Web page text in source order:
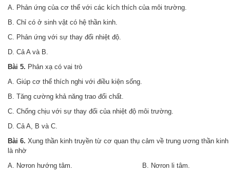
A. Phản ứng của cơ thể với các kích thích của môi trường.
B. Chỉ có ở sinh vật có hệ thần kinh.
C. Phản ứng với sự thay đổi nhiệt độ.
D. Cả A và B.
Bài 5. Phản xạ có vai trò
A. Giúp cơ thể thích nghi với điều kiện sống.
B. Tăng cường khả năng trao đổi chất.
C. Chống chịu với sự thay đổi của nhiệt độ môi trường.
D. Cả A, B và C.
Bài 6. Xung thần kinh truyền từ cơ quan thụ cảm về trung ương thần kinh
là nhờ
A. Nơron hướng tâm. B. Nơron li tâm.